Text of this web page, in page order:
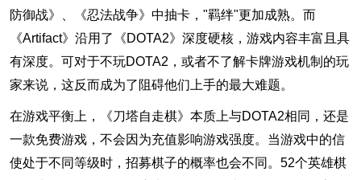
防御战》、《忍法战争》中抽卡，"羁绊"更加成熟。而
《Artifact》沿用了《DOTA2》深度硬核，游戏内容丰富且具
有深度。可对于不玩DOTA2，或者不了解卡牌游戏机制的玩
家来说，这反而成为了阻碍他们上手的最大难题。
在游戏平衡上，《刀塔自走棋》本质上与DOTA2相同，还是
一款免费游戏，不会因为充值影响游戏强度。当游戏中的信
使处于不同等级时，招募棋子的概率也会不同。52个英雄棋